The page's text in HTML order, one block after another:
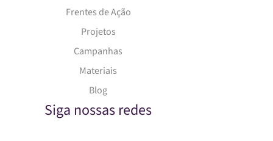
Frentes de Ação
Projetos
Campanhas
Materiais
Blog
Siga nossas redes